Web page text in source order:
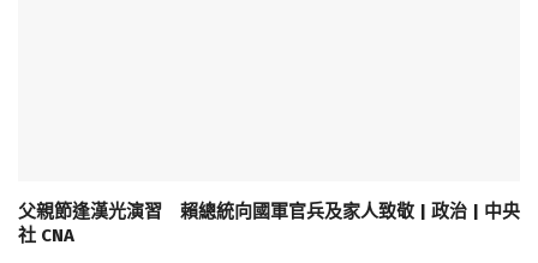
父親節逢漢光演習 賴總統向國軍官兵及家人致敬 | 政治 | 中央
社 CNA